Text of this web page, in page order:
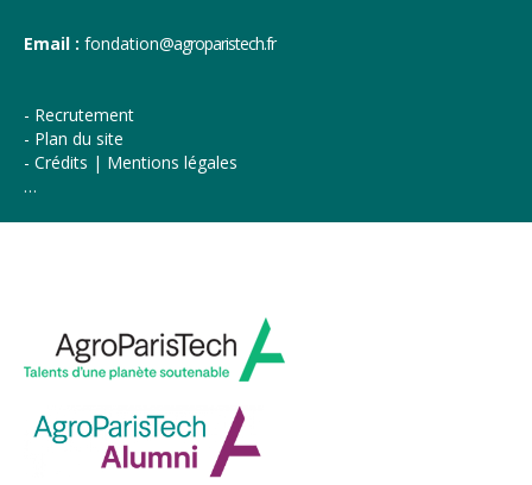
Email : fondation@agroparistech.fr
Recrutement
Plan du site
Crédits | Mentions légales
…